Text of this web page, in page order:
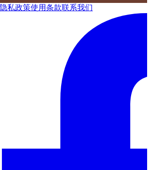
隐私政策使用条款联系我们